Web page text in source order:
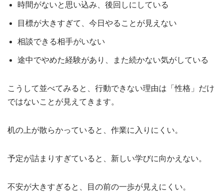
時間がないと思い込み、後回しにしている
目標が大きすぎて、今日やることが見えない
相談できる相手がいない
途中でやめた経験があり、また続かない気がしている
こうして並べてみると、行動できない理由は「性格」だけ
ではないことが見えてきます。
机の上が散らかっていると、作業に入りにくい。
予定が詰まりすぎていると、新しい学びに向かえない。
不安が大きすぎると、目の前の一歩が見えにくい。